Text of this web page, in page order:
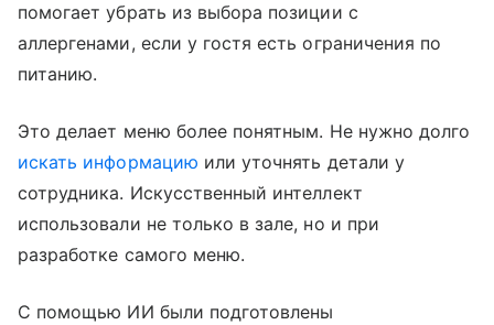
помогает убрать из выбора позиции с
аллергенами, если у гостя есть ограничения по
питанию.
Это делает меню более понятным. Не нужно долго
искать информацию или уточнять детали у
сотрудника. Искусственный интеллект
использовали не только в зале, но и при
разработке самого меню.
С помощью ИИ были подготовлены